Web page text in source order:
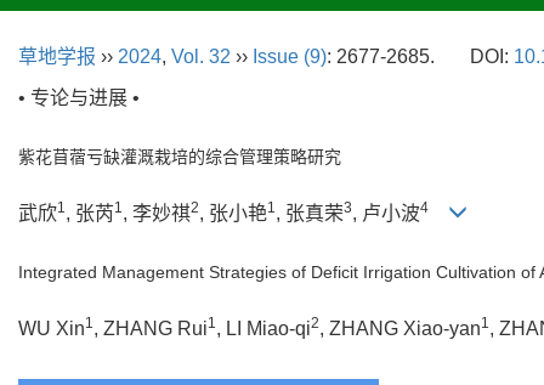
草地学报 ›› 2024, Vol. 32 ›› Issue (9): 2677-2685. DOI:
• 专论与进展 •
紫花苜蓿亏缺灌溉栽培的综合管理策略研究
武欣1, 张芮1, 李妙祺2, 张小艳1, 张真荣3, 卢小波4
Integrated Management Strategies of Deficit Irrigation Cultivation of
WU Xin1, ZHANG Rui1, LI Miao-qi2, ZHANG Xiao-yan1,